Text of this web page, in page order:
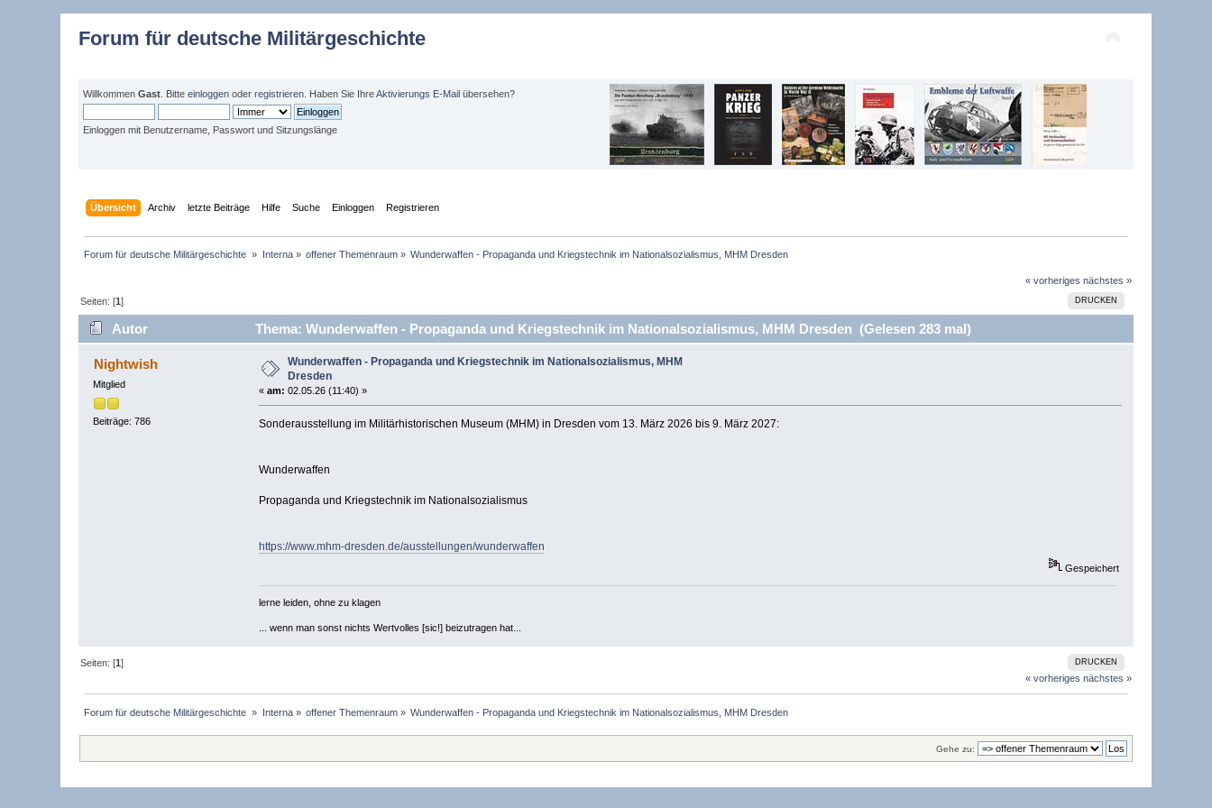
Forum für deutsche Militärgeschichte
WillkommenGast . Bitteeinloggen oderregistrieren . Haben Sie IhreAktivierungs E-Mail übersehen?
Einloggen mit Benutzername, Passwort und Sitzungslänge
Übersicht Archiv letzte Beiträge Hilfe Suche Einloggen Registrieren
Forum für deutsche Militärgeschichte » Interna» offener Themenraum » Wunderwaffen - Propaganda und Kriegstechnik im Nationalsozialismus, MHM Dresden
« vorheriges nächstes »
DRUCKEN
Seiten: [1]
Autor Thema: Wunderwaffen - Propaganda und Kriegstechnik im Nationalsozialismus, MHM Dresden (Gelesen 283 mal)
Nightwish
Mitglied
Beiträge: 786
Wunderwaffen - Propaganda und Kriegstechnik im Nationalsozialismus, MHM
Dresden
« am: 02.05.26 (11:40) »
Sonderausstellung im Militärhistorischen Museum (MHM) in Dresden vom 13. März 2026 bis 9. März 2027:
Wunderwaffen
Propaganda und Kriegstechnik im Nationalsozialismus
https://www.mhm-dresden.de/ausstellungen/wunderwaffen
Gespeichert
lerne leiden, ohne zu klagen
... wenn man sonst nichts Wertvolles [sic!] beizutragen hat...
DRUCKEN
Seiten: [1]
« vorheriges nächstes »
Forum für deutsche Militärgeschichte » Interna» offener Themenraum » Wunderwaffen - Propaganda und Kriegstechnik im Nationalsozialismus, MHM Dresden
Gehe zu: